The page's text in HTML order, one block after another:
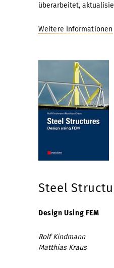
überarbeitet,
Weitere Informationen
Steel
Design Using FEM
Rolf Kindmann
Matthias Kraus